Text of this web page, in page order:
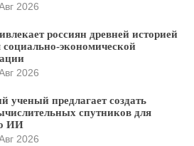
2026
россиян древней историей
экономической
2026
ученый предлагает создать
спутников для
ИИ
2026